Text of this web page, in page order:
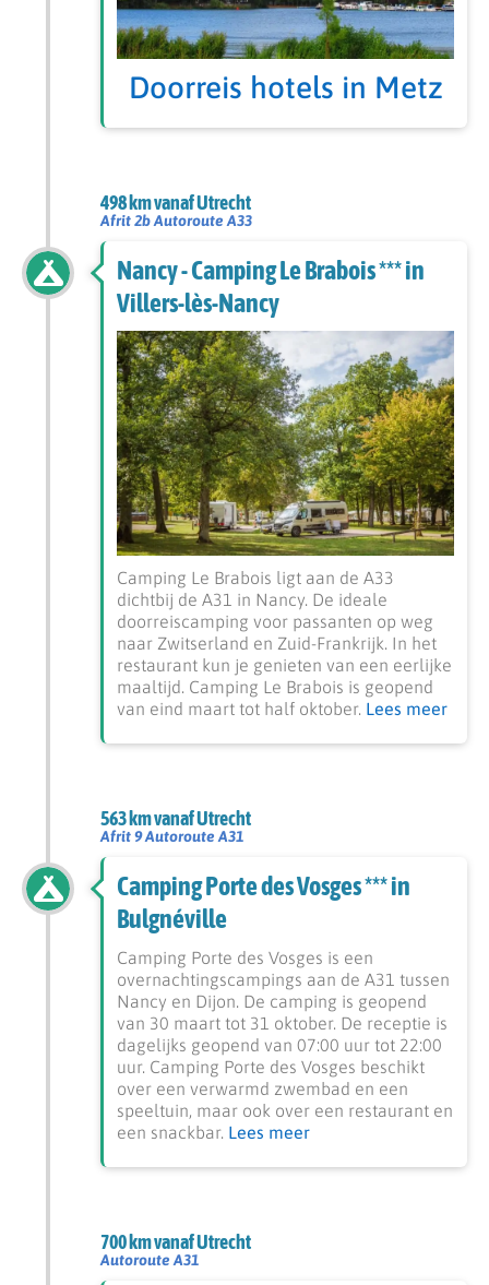
Doorreis hotels in Metz
498 km vanaf Utrecht
Afrit 2b Autoroute A33
Nancy - Camping Le Brabois *** in
Villers-lès-Nancy
Camping Le Brabois ligt aan de A33
dichtbij de A31 in Nancy. De ideale
doorreiscamping voor passanten op weg
naar Zwitserland en Zuid-Frankrijk. In het
restaurant kun je genieten van een eerlijke
maaltijd. Camping Le Brabois is geopend
van eind maart tot half oktober. Lees meer
563 km vanaf Utrecht
Afrit 9 Autoroute A31
Camping Porte des Vosges *** in
Bulgnéville
Camping Porte des Vosges is een
overnachtingscampings aan de A31 tussen
Nancy en Dijon. De camping is geopend
van 30 maart tot 31 oktober. De receptie is
dagelijks geopend van 07:00 uur tot 22:00
uur. Camping Porte des Vosges beschikt
over een verwarmd zwembad en een
speeltuin, maar ook over een restaurant en
een snackbar. Lees meer
700 km vanaf Utrecht
Autoroute A31